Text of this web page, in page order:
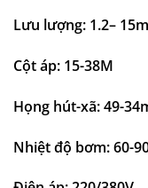
Lưu lượng: 1.2–
Cột áp: 15-38M
Họng hút-xã: 49-
Nhiệt độ bơm: 60-